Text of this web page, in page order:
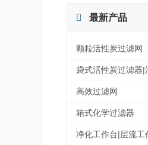
 最新产品
颗粒活性炭过滤网
袋式活性炭过滤器|
高效过滤网
箱式化学过滤器
净化工作台|层流工